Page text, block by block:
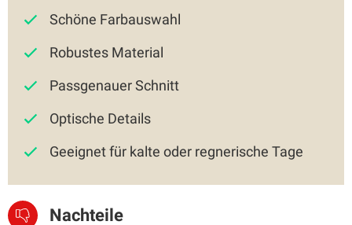
Schöne Farbauswahl
Robustes Material
Passgenauer Schnitt
Optische Details
Geeignet für kalte oder regnerische Tage
Nachteile